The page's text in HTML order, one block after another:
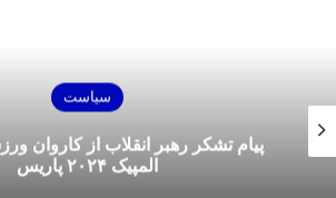
سیاست
پیام تشکر رهبر انقلاب از کاروان
المپیک ۲۰۲۴ پاریس